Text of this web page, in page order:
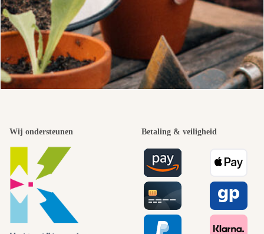
Wij ondersteunen Betaling & veiligheid